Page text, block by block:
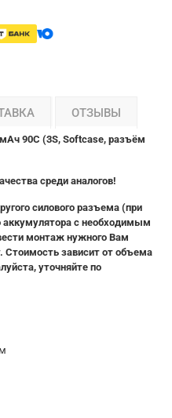
ОТЗЫВЫ
90C (3S, Softcase, разъём
среди аналогов!
силового разъема (при
аккумулятора с необходимым
монтаж нужного Вам
Стоимость зависит от объема
уточняйте по